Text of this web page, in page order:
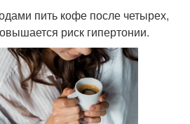
пить кофе после четырех,
риск гипертонии.